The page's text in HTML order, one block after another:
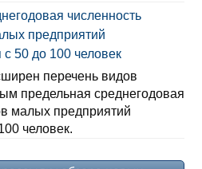
численность
предприятий
с 50 до 100 человек
перечень видов
предельная среднегодовая
малых предприятий
человек.